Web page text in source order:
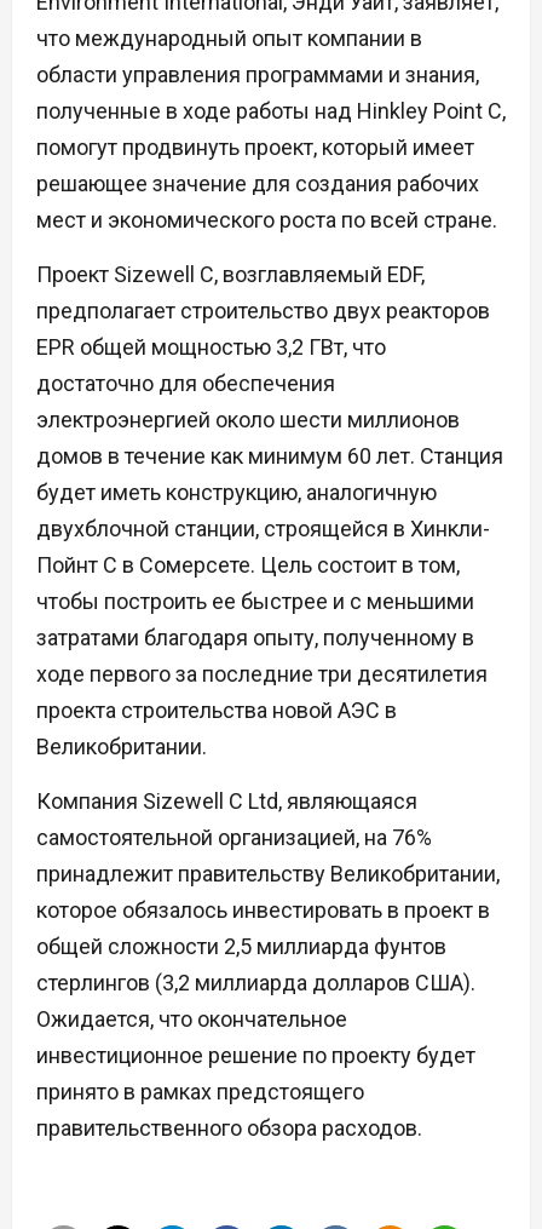
что международный опыт компании в
области управления программами и знания,
полученные в ходе работы над Hinkley Point C,
помогут продвинуть проект, который имеет
решающее значение для создания рабочих
мест и экономического роста по всей стране.
Проект Sizewell C, возглавляемый EDF,
предполагает строительство двух реакторов
EPR общей мощностью 3,2 ГВт, что
достаточно для обеспечения
электроэнергией около шести миллионов
домов в течение как минимум 60 лет. Станция
будет иметь конструкцию, аналогичную
двухблочной станции, строящейся в Хинкли-
Пойнт C в Сомерсете. Цель состоит в том,
чтобы построить ее быстрее и с меньшими
затратами благодаря опыту, полученному в
ходе первого за последние три десятилетия
проекта строительства новой АЭС в
Великобритании.
Компания Sizewell C Ltd, являющаяся
самостоятельной организацией, на 76%
принадлежит правительству Великобритании,
которое обязалось инвестировать в проект в
общей сложности 2,5 миллиарда фунтов
стерлингов (3,2 миллиарда долларов США).
Ожидается, что окончательное
инвестиционное решение по проекту будет
принято в рамках предстоящего
правительственного обзора расходов.